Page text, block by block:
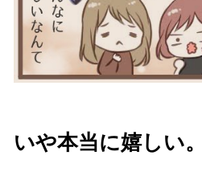
いや本当に嬉しい。